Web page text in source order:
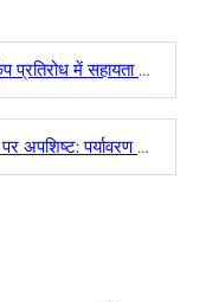
ऊर्जा अवशोषित करने वाला तंत्र
पर्यावरण अनुकूल